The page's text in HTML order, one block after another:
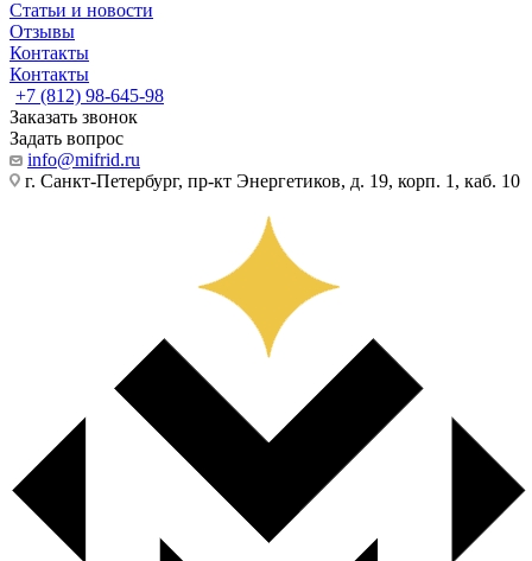
Статьи и новости
Отзывы
Контакты
Контакты
+7 (812) 98-645-98
Заказать звонок
Задать вопрос
info@mifrid.ru
г. Санкт-Петербург, пр-кт Энергетиков, д. 19, корп. 1, каб. 10